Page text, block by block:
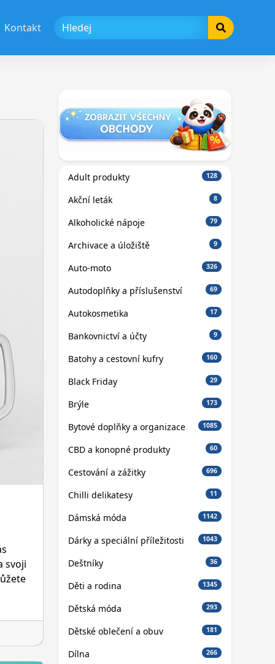
Kontakt
svoji
Adult produkty 128
Akční leták 8
Alkoholické nápoje 79
Archivace a úložiště 9
Auto-moto 326
Autodoplňky a příslušenství 69
Autokosmetika 17
Bankovnictví a účty 9
Batohy a cestovní kufry 160
Black Friday 29
Brýle 173
Bytové doplňky a organizace 1085
CBD a konopné produkty 60
Cestování a zážitky 696
Chilli delikatesy 11
Dámská móda 1142
Dárky a speciální příležitosti 1043
Deštníky 36
Děti a rodina 1345
Dětská móda 293
Dětské oblečení a obuv 181
Dílna 266